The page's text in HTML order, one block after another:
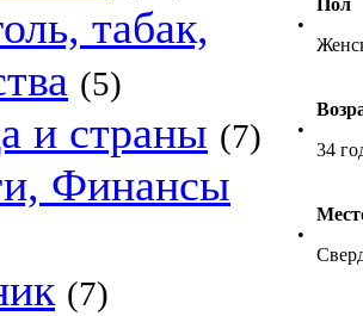
табак,
(5)
и страны (7)
Финансы
(7)
•
Пол
•
34
•